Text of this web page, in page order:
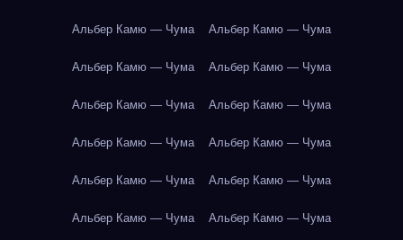
Альбер Камю — Чума Альбер Камю — Чума
Альбер Камю — Чума Альбер Камю — Чума
Альбер Камю — Чума Альбер Камю — Чума
Альбер Камю — Чума Альбер Камю — Чума
Альбер Камю — Чума Альбер Камю — Чума
Альбер Камю — Чума Альбер Камю — Чума